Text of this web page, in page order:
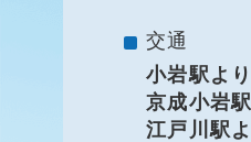
交通
小岩駅よ
京成小岩
江戸川駅